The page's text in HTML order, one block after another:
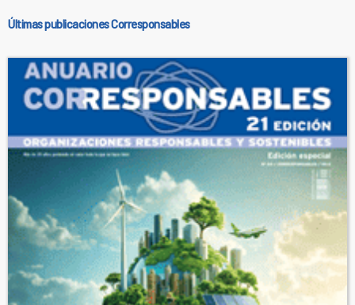
Últimas publicaciones Corresponsables